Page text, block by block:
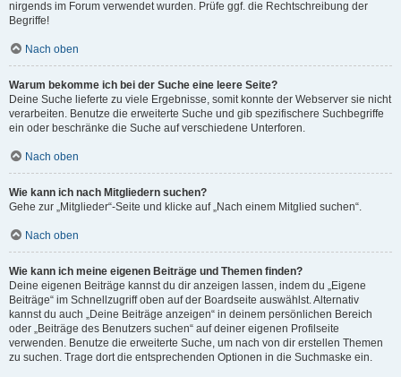
nirgends im Forum verwendet wurden. Prüfe ggf. die Rechtschreibung der
Begriffe!
Nach oben
Warum bekomme ich bei der Suche eine leere Seite?
Deine Suche lieferte zu viele Ergebnisse, somit konnte der Webserver sie nicht
verarbeiten. Benutze die erweiterte Suche und gib spezifischere Suchbegriffe
ein oder beschränke die Suche auf verschiedene Unterforen.
Nach oben
Wie kann ich nach Mitgliedern suchen?
Gehe zur „Mitglieder“-Seite und klicke auf „Nach einem Mitglied suchen“.
Nach oben
Wie kann ich meine eigenen Beiträge und Themen finden?
Deine eigenen Beiträge kannst du dir anzeigen lassen, indem du „Eigene
Beiträge“ im Schnellzugriff oben auf der Boardseite auswählst. Alternativ
kannst du auch „Deine Beiträge anzeigen“ in deinem persönlichen Bereich
oder „Beiträge des Benutzers suchen“ auf deiner eigenen Profilseite
verwenden. Benutze die erweiterte Suche, um nach von dir erstellen Themen
zu suchen. Trage dort die entsprechenden Optionen in die Suchmaske ein.